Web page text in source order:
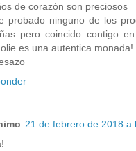
de corazón son preciosos
probado ninguno de los
pero coincido contigo
es una autentica monada!
21 de febrero de 2018 a